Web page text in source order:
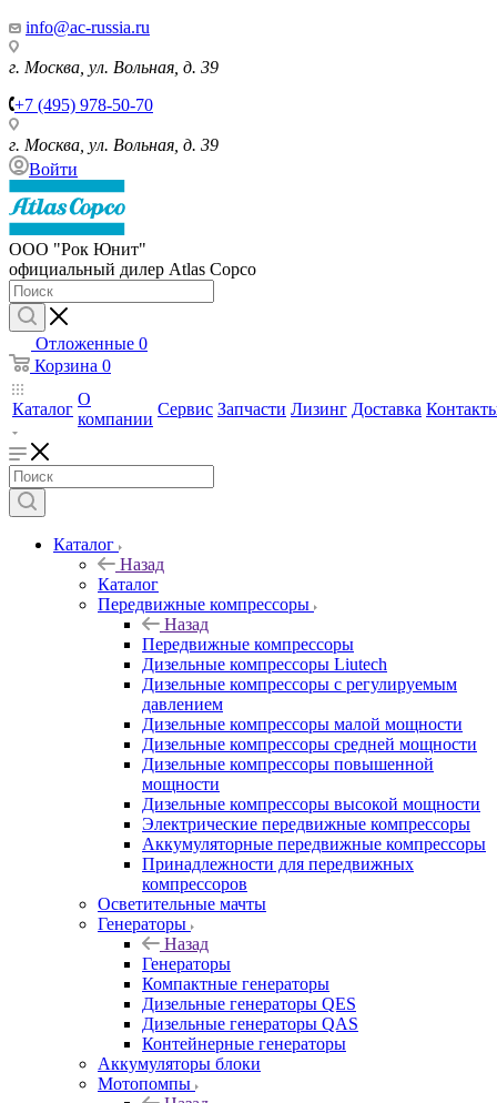
info@ac-russia.ru
г. Москва, ул. Вольная, д. 39
+7 (495) 978-50-70
г. Москва, ул. Вольная, д. 39
Войти
ООО "Рок Юнит"
официальный дилер Atlas Copco
Отложенные 0
Корзина 0
Каталог
О
компании
Сервис Запчасти Лизинг Доставка
Каталог
Назад
Каталог
Передвижные компрессоры
Назад
Передвижные компрессоры
Дизельные компрессоры Liutech
Дизельные компрессоры с регулируемым
давлением
Дизельные компрессоры малой мощности
Дизельные компрессоры средней мощности
Дизельные компрессоры повышенной
мощности
Дизельные компрессоры высокой мощности
Электрические передвижные компрессоры
Аккумуляторные передвижные компрессоры
Принадлежности для передвижных
компрессоров
Осветительные мачты
Генераторы
Назад
Генераторы
Компактные генераторы
Дизельные генераторы QES
Дизельные генераторы QAS
Контейнерные генераторы
Аккумуляторы блоки
Мотопомпы